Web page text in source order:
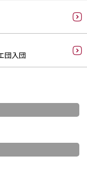
団入団